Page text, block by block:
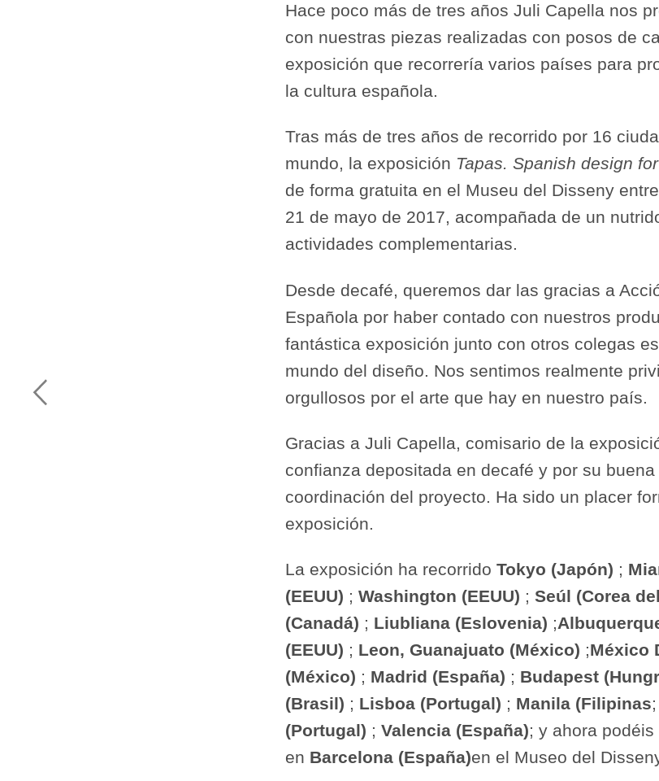
Hace poco más de tres años Juli Capella nos
con nuestras piezas realizadas con posos de
exposición que recorrería varios países para
la cultura española.
Tras más de tres años de recorrido por 16
mundo, la exposición Tapas. Spanish design
de forma gratuita en el Museu del Disseny
21 de mayo de 2017, acompañada de un
actividades complementarias.
Desde decafé, queremos dar las gracias a
Española por haber contado con nuestros
fantástica exposición junto con otros colegas
mundo del diseño. Nos sentimos realmente
orgullosos por el arte que hay en nuestro país.
Gracias a Juli Capella, comisario de la
confianza depositada en decafé y por su
coordinación del proyecto. Ha sido un placer
exposición.
La exposición ha recorrido Tokyo (Japón) ;
(EEUU) ; Washington (EEUU) ; Seúl (Corea
(Canadá) ; Liubliana (Eslovenia) ;
(EEUU) ; Leon, Guanajuato (México) ;México
(México) ; Madrid (España) ; Budapest
(Brasil) ; Lisboa (Portugal) ; Manila (Filipinas;
(Portugal) ; Valencia (España); y ahora
en Barcelona (España)en el Museo del